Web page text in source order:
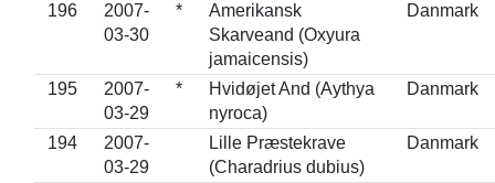
196
2007-
03-30
*
Amerikansk
Skarveand (Oxyura
jamaicensis)
Danmark
195
2007-
03-29
*
Hvidøjet And (Aythya
nyroca)
Danmark
194
2007-
03-29
Lille Præstekrave
(Charadrius dubius)
Danmark